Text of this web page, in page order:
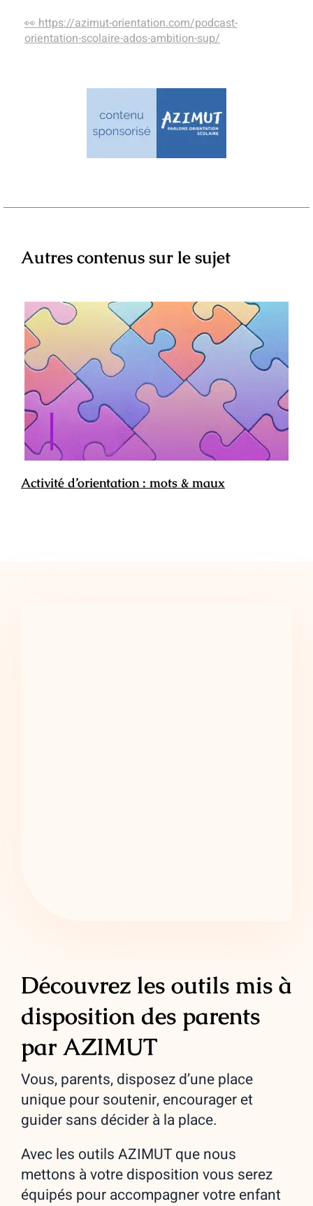
👀https://azimut-orientation.com/podcast-
orientation-scolaire-ados-ambition-sup/
Autres contenus sur le sujet
Activité d’orientation : mots & maux
Découvrez les outils mis à
disposition des parents
par AZIMUT
Vous, parents, disposez d’une place
unique pour soutenir, encourager et
guider sans décider à la place.
Avec les outils AZIMUT que nous
mettons à votre disposition vous serez
équipés pour accompagner votre enfant